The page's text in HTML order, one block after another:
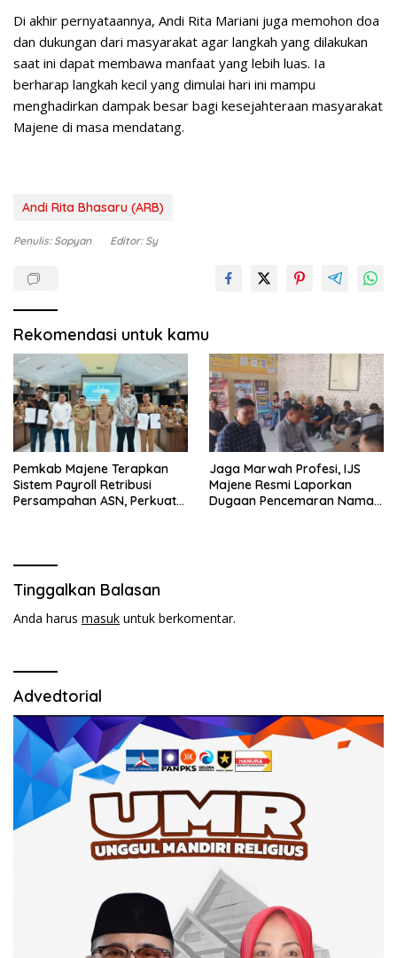
Di akhir pernyataannya, Andi Rita Mariani juga memohon doa
dan dukungan dari masyarakat agar langkah yang dilakukan
saat ini dapat membawa manfaat yang lebih luas. Ia
berharap langkah kecil yang dimulai hari ini mampu
menghadirkan dampak besar bagi kesejahteraan masyarakat
Majene di masa mendatang.
Andi Rita Bhasaru (ARB)
Penulis: Sopyan Editor: Sy
Rekomendasi untuk kamu
Pemkab Majene Terapkan
Sistem Payroll Retribusi
Persampahan ASN, Perkuat
Jaga Marwah Profesi, IJS
Majene Resmi Laporkan
Dugaan Pencemaran Nama
Tinggalkan Balasan
Anda harus masuk untuk berkomentar.
Advedtorial